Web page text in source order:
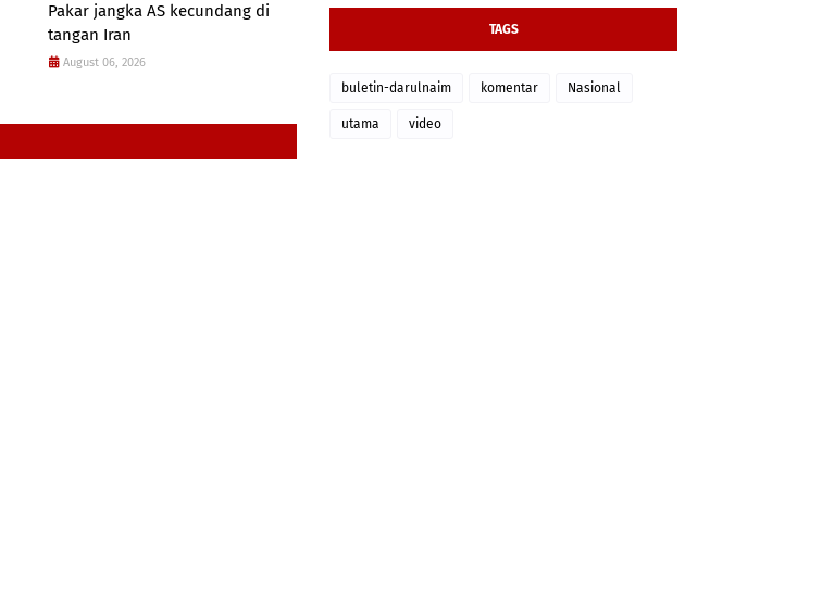
Pakar jangka AS kecundang di
tangan Iran
August 06, 2026
TAGS
buletin-darulnaim komentar Nasional
utama video